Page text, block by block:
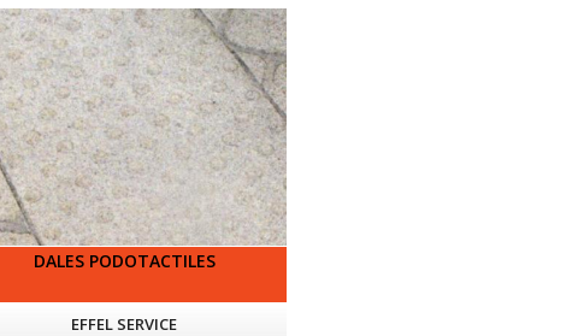
DALES PODOTACTILES
EFFEL SERVICE